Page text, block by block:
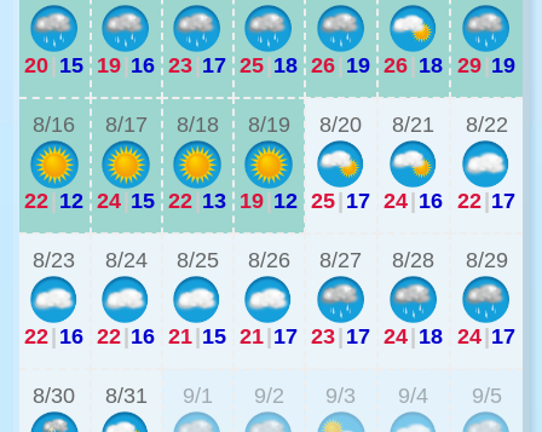
20| 15 19|16 23|17 25|18 26| 19 26| 18 29|19
8/16
22| 12
8/17
24|15
8/18
22|13
8/19
19|12
8/20
25| 17
8/21
24| 16
8/22
22|17
8/23
22| 16
8/24
22|16
8/25
21|15
8/26
21|17
8/27
23| 17
8/28
24| 18
8/29
24|17
8/30 8/31 9/1 9/2 9/3 9/4 9/5